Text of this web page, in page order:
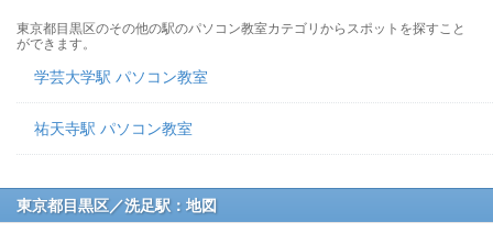
東京都目黒区のその他の駅のパソコン教室カテゴリからスポットを探すこと
ができます。
学芸大学駅 パソコン教室
祐天寺駅 パソコン教室
東京都目黒区／洗足駅：地図